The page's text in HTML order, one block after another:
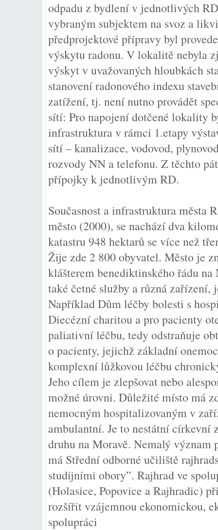
odpadu z bydlení v jednotlivých
vybraným subjektem na svoz a
předprojektové přípravy byl
výskytu radonu. V lokalitě nebyla
výskyt v uvažovaných hloubkách
stanovení radonového indexu
zatížení, tj. není nutno provádět
sítí: Pro napojení dotčené lokality
infrastruktura v rámci 1.etapy
sítí – kanalizace, vodovod,
rozvody NN a telefonu. Z těchto
přípojky k jednotlivým RD.
Současnost a infrastruktura města
město (2000), se nachází dva
katastru 948 hektarů se více než
Žije zde 2 800 obyvatel. Město je
klášterem benediktinského řádu na
také četné služby a různá
Například Dům léčby bolesti s
Diecézní charitou a pro pacienty
paliativní léčbu, tedy odstraňuje
o pacienty, jejichž základní
komplexní lůžkovou léčbu
Jeho cílem je zlepšovat nebo
možné úrovni. Důležité místo má
nemocným hospitalizovaným v
ambulantní. Je to nestátní
druhu na Moravě. Nemalý význam
má Střední odborné učiliště
studijními obory”. Rajhrad ve
(Holasice, Popovice a Rajhradic)
rozšířit vzájemnou ekonomickou,
spolupráci